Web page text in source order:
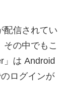
配信されてい
その中でもこ
」は Android
ログインが